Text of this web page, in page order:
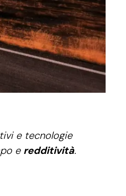
e tecnologie
e redditività.